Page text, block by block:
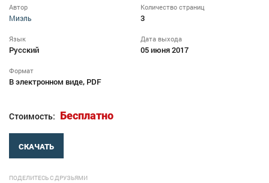
Автор
Миэль
Количество страниц
3
Язык
Русский
Дата выхода
05 июня 2017
Формат
В электронном виде, PDF
Стоимость: Бесплатно
СКАЧАТЬ
ПОДЕЛИТЕСЬ С ДРУЗЬЯМИ